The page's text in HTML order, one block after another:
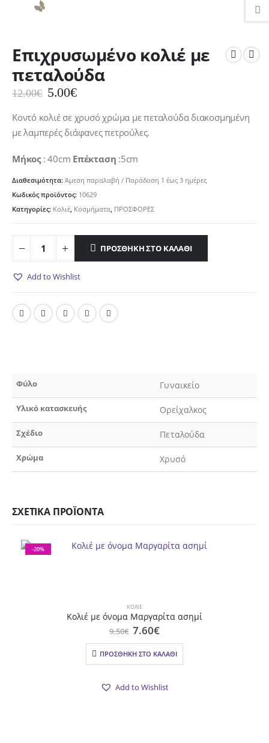
Επιχρυσωμένο κολιέ με
πεταλούδα
12.00€ Original
was:
12.00€.
5.00€Η
τιμή
είναι:
Κοντό κολιέ σε χρυσό χρώμα με πεταλούδα διακοσμημένη
με λαμπερές διάφανες πετρούλες.
Μήκος: 40cm Επέκταση :5cm
Διαθεσιμότητα: Άμεση παραλαβή / Παράδoση 1 έως 3 ημέρες
Κωδικός προϊόντος: 10629
Κατηγορίες: Κολιέ Κοσμήματα ΠΡΟΣΦΟΡΕΣ
ΠΡΟΣΘΉΚΗ ΣΤΟ ΚΑΛΆΘΙ
Add to Wishlist
Φύλο Γυναικείο
Υλικό κατασκευής Ορείχαλκος
Σχέδιο Πεταλούδα
Χρώμα Χρυσό
ΣΧΕΤΙΚΆ ΠΡΟΪΌΝΤΑ
-20%
ΚΟΛΙΈ
Κολιέ με όνομα Μαργαρίτα ασημί
9.50€ Original
was:
9.50€.
7.60€Η
τιμή
είναι:
7.60€.
ΠΡΟΣΘΉΚΗ ΣΤΟ ΚΑΛΆΘΙ
Add to Wishlist